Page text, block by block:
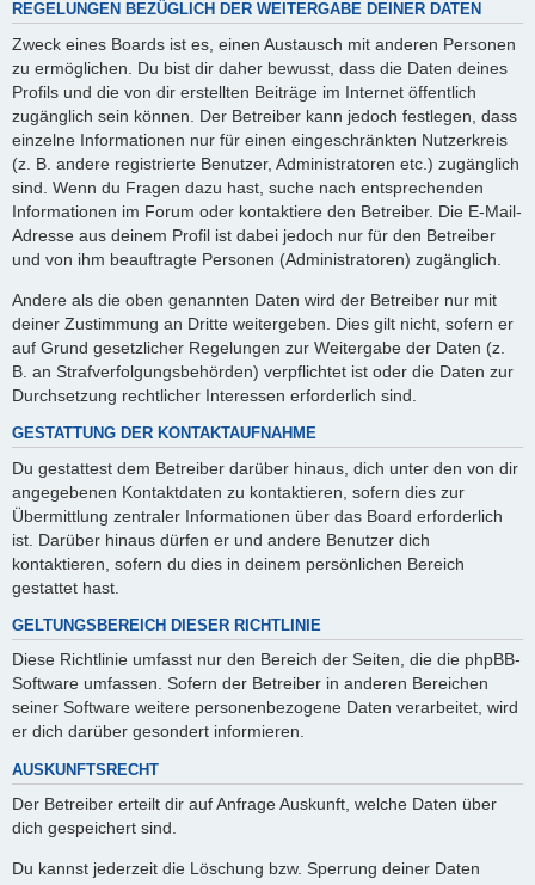
REGELUNGEN BEZÜGLICH DER WEITERGABE DEINER DATEN
Zweck eines Boards ist es, einen Austausch mit anderen Personen
zu ermöglichen. Du bist dir daher bewusst, dass die Daten deines
Profils und die von dir erstellten Beiträge im Internet öffentlich
zugänglich sein können. Der Betreiber kann jedoch festlegen, dass
einzelne Informationen nur für einen eingeschränkten Nutzerkreis
(z. B. andere registrierte Benutzer, Administratoren etc.) zugänglich
sind. Wenn du Fragen dazu hast, suche nach entsprechenden
Informationen im Forum oder kontaktiere den Betreiber. Die E-Mail-
Adresse aus deinem Profil ist dabei jedoch nur für den Betreiber
und von ihm beauftragte Personen (Administratoren) zugänglich.
Andere als die oben genannten Daten wird der Betreiber nur mit
deiner Zustimmung an Dritte weitergeben. Dies gilt nicht, sofern er
auf Grund gesetzlicher Regelungen zur Weitergabe der Daten (z.
B. an Strafverfolgungsbehörden) verpflichtet ist oder die Daten zur
Durchsetzung rechtlicher Interessen erforderlich sind.
GESTATTUNG DER KONTAKTAUFNAHME
Du gestattest dem Betreiber darüber hinaus, dich unter den von dir
angegebenen Kontaktdaten zu kontaktieren, sofern dies zur
Übermittlung zentraler Informationen über das Board erforderlich
ist. Darüber hinaus dürfen er und andere Benutzer dich
kontaktieren, sofern du dies in deinem persönlichen Bereich
gestattet hast.
GELTUNGSBEREICH DIESER RICHTLINIE
Diese Richtlinie umfasst nur den Bereich der Seiten, die die phpBB-
Software umfassen. Sofern der Betreiber in anderen Bereichen
seiner Software weitere personenbezogene Daten verarbeitet, wird
er dich darüber gesondert informieren.
AUSKUNFTSRECHT
Der Betreiber erteilt dir auf Anfrage Auskunft, welche Daten über
dich gespeichert sind.
Du kannst jederzeit die Löschung bzw. Sperrung deiner Daten